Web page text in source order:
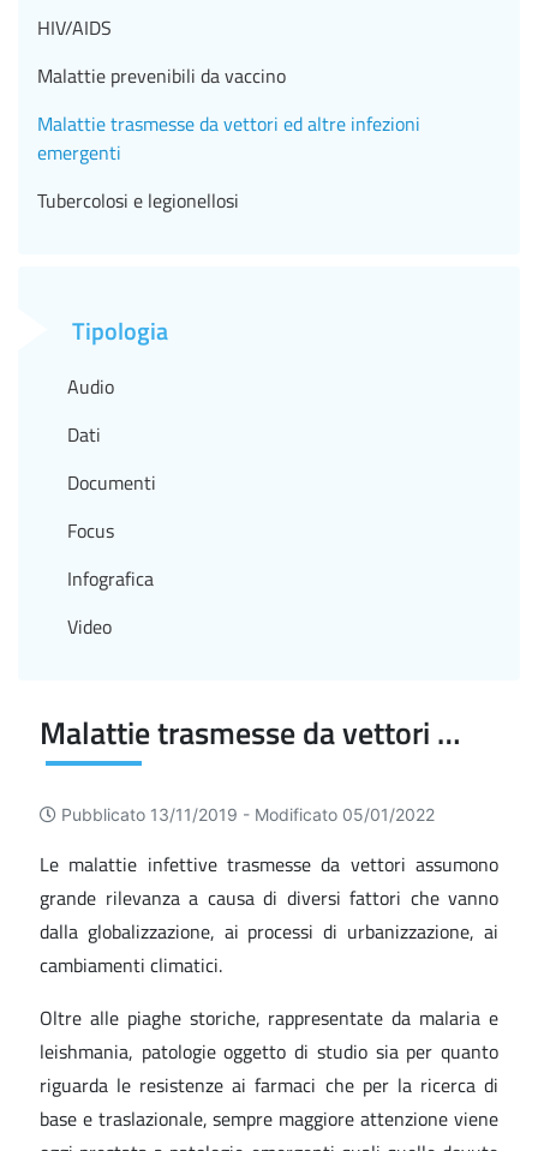
Malattie trasmesse da vettori ed altre infezioni emergenti
Pubblicato 13/11/2019 - Modificato 05/01/2022
Le malattie infettive trasmesse da vettori assumono
grande rilevanza a causa di diversi fattori che vanno
dalla globalizzazione, ai processi di urbanizzazione, ai
cambiamenti climatici.
Oltre alle piaghe storiche, rappresentate da malaria e
leishmania, patologie oggetto di studio sia per quanto
riguarda le resistenze ai farmaci che per la ricerca di
base e traslazionale, sempre maggiore attenzione viene
HIV/AIDS
Malattie prevenibili da vaccino
Malattie trasmesse da vettori ed altre infezioni
emergenti
Tubercolosi e legionellosi
Tipologia
Audio
Dati
Documenti
Focus
Infografica
Video